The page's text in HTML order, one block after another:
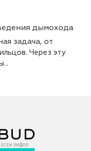
дымохода
задача, от
Через эту